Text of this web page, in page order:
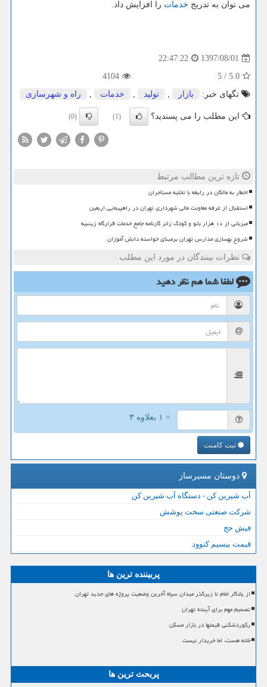
می توان به تدریج خدمات را افزایش داد.
1397/08/01
22:47:22
5.0
/
5
4104
تگهای خبر:
بازار , تولید , خدمات , راه و شهرسازی
این مطلب را می پسندید؟ (1)
(0)
تازه ترین مطالب مرتبط
اخطار به مالکان در رابطه با تخلیه مستأجران
استقبال از غرفه معاونت مالی شهرداری تهران در راهپیمایی اربعین
میزبانی از ۱۰ هزار بانو و کودک زائر کارنامه جامع خدمات قرارگاه زینبیه
شروع بهسازی مدارس تهران برمبنای خواسته دانش آموزان
نظرات بینندگان در مورد این مطلب
لطفا شما همنظر دهید
= ۱ بعلاوه ۳
ثبت کامنت
دوستان مسیرساز
آب شیرین کن - دستگاه آب شیرین کن
شرکت صنعتی سخت پوشش
فیش حج
قیمت بیسیم کنوود
پربیننده ترین ها
از یادگار امام تا زیرگذر میدان سپاه آخرین وضعیت پروژه های جدید تهران
تصمیم مهم برای آینده تهران
رکوردشکنی قیمتها در بازار مسکن
خانه هست، اما خریدار نیست
پربحث ترین ها